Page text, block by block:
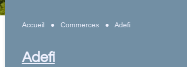
Accueil ● Commerces● Adefi
Adefi